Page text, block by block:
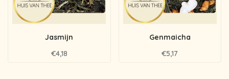
Jasmijn
€4,18
Genmaicha
€5,17